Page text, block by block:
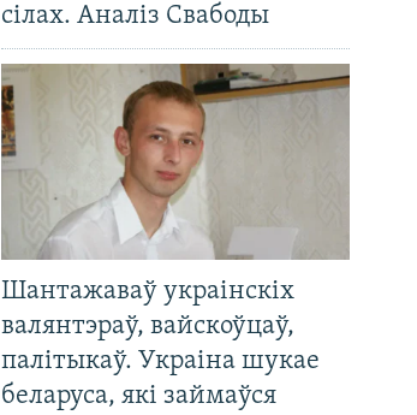
сілах. Аналіз Свабоды
Шантажаваў украінскіх
валянтэраў, вайскоўцаў,
палітыкаў. Украіна шукае
беларуса, які займаўся